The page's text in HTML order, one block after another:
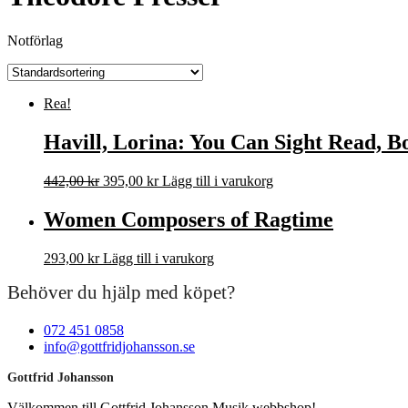
Notförlag
Rea!
Havill, Lorina: You Can Sight Read,
442,00kr Det
priset
var:
395,00 krDet
är:
Lägg till i varukorg
Women Composers of Ragtime
293,00 kr Lägg till i varukorg
Behöver du hjälp med köpet?
072 451 0858
info@gottfridjohansson.se
Gottfrid Johansson